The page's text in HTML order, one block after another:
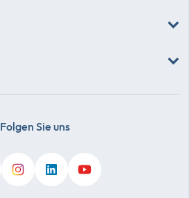
Folgen Sie uns